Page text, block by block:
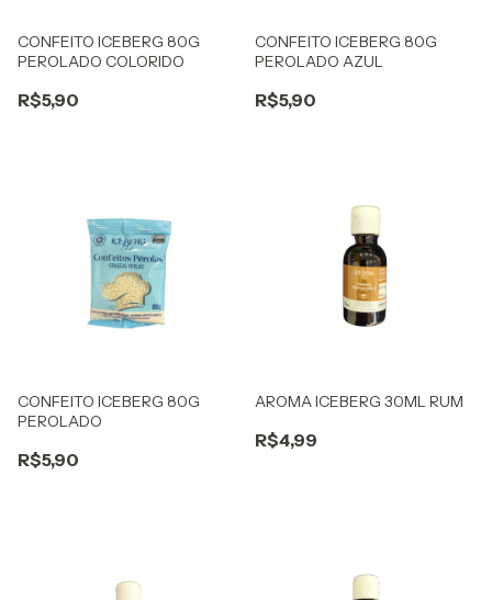
CONFEITO ICEBERG 80G
PEROLADO COLORIDO
R$5,90
CONFEITO ICEBERG 80G
PEROLADO AZUL
R$5,90
CONFEITO ICEBERG 80G
PEROLADO
R$5,90
AROMA ICEBERG 30ML RUM
R$4,99